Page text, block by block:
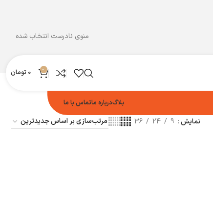
منوی نادرست انتخاب شده
0
0 تومان
بلاگدرباره ماتماس با ما
نمایش 9
24
36